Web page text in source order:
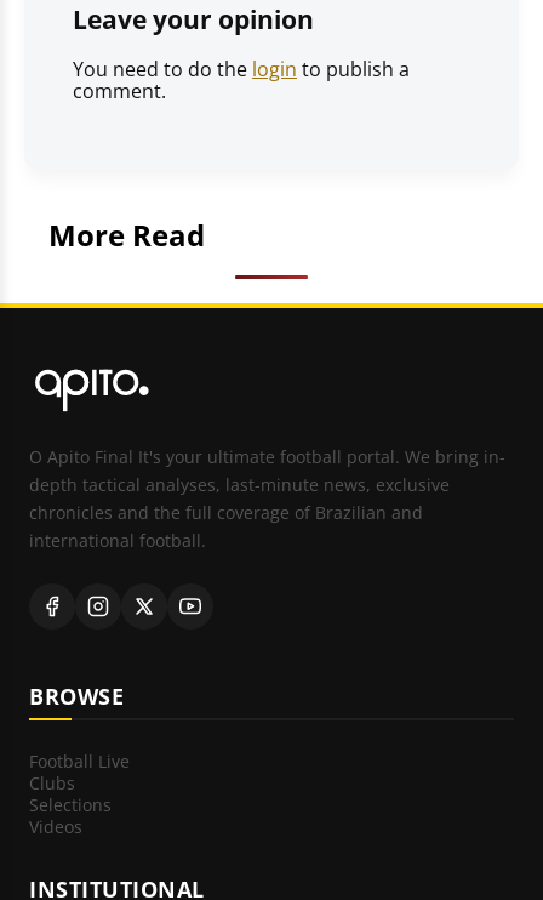
Leave your opinion
You need to do the login to publish a
comment.
More Read
O Apito Final It's your ultimate football portal. We bring in-
depth tactical analyses, last-minute news, exclusive
chronicles and the full coverage of Brazilian and
international football.
BROWSE
Football Live
Clubs
Selections
Videos
INSTITUTIONAL